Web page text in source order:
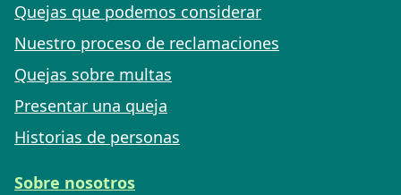
Quejas que podemos considerar
Nuestro proceso de reclamaciones
Quejas sobre multas
Presentar una queja
Historias de personas
Sobre nosotros